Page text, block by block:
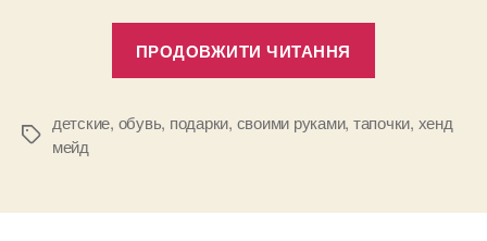
ПРОДОВЖИТИ ЧИТАННЯ
3-
Позначки
детские, обувь, подарки, своими руками, тапочки, хенд
мейд